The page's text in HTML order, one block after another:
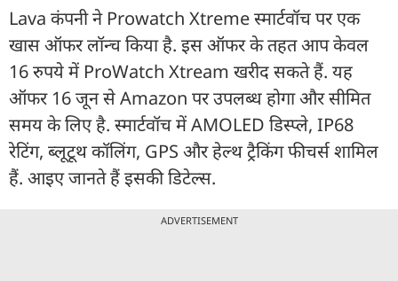
Lava कंपनी ने Prowatch Xtreme स्मार्टवॉच पर एक
खास ऑफर लॉन्च किया है. इस ऑफर के तहत आप केवल
16 रुपये में ProWatch Xtream खरीद सकते हैं. यह
ऑफर 16 जून से Amazon पर उपलब्ध होगा और सीमित
समय के लिए है. स्मार्टवॉच में AMOLED डिस्प्ले, IP68
रेटिंग, ब्लूटूथ कॉलिंग, GPS और हेल्थ ट्रैकिंग फीचर्स शामिल
हैं. आइए जानते हैं इसकी डिटेल्स.
ADVERTISEMENT